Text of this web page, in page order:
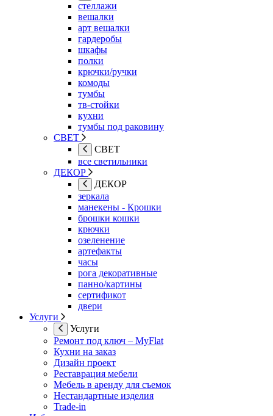
стеллажи
вешалки
арт вешалки
гардеробы
шкафы
полки
крючки/ручки
комоды
тумбы
тв-стойки
кухни
тумбы под раковину
СВЕТ
СВЕТ
все светильники
ДЕКОР
ДЕКОР
зеркала
манекены - Крошки
брошки кошки
крючки
озеленение
артефакты
часы
рога декоративные
панно/картины
сертификот
двери
Услуги
Услуги
Ремонт под ключ – MyFlat
Кухни на заказ
Дизайн проект
Реставрация мебели
Мебель в аренду для съемок
Нестандартные изделия
Trade-in